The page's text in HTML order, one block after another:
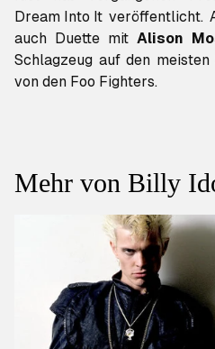
Dream Into It veröffentlicht.
auch Duette mit Alison
Schlagzeug auf den
von den Foo Fighters.
Mehr von Billy